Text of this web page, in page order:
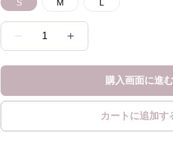
S M L
1
購入画面に進む
カートに追加す